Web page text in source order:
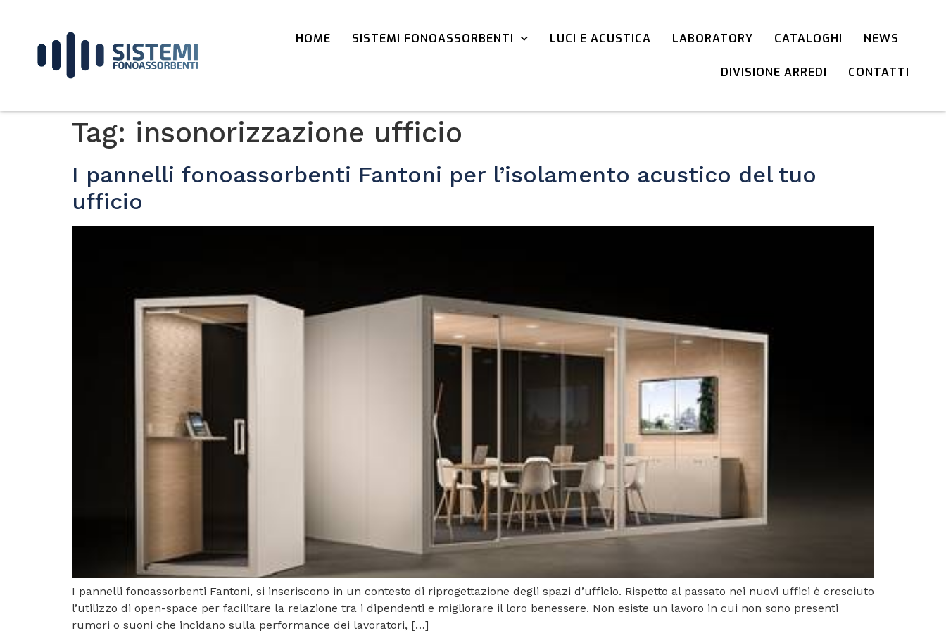
HOME SISTEMI FONOASSORBENTI LUCI E ACUSTICA LABORATORY CATALOGHI NEWS
DIVISIONE ARREDI CONTATTI
Tag: insonorizzazione ufficio
I pannelli fonoassorbenti Fantoni per l’isolamento acustico del tuo
ufficio
I pannelli fonoassorbenti Fantoni, si inseriscono in un contesto di riprogettazione degli spazi d’ufficio. Rispetto al passato nei nuovi uffici è cresciuto
l’utilizzo di open-space per facilitare la relazione tra i dipendenti e migliorare il loro benessere. Non esiste un lavoro in cui non sono presenti
rumori o suoni che incidano sulla performance dei lavoratori, […]